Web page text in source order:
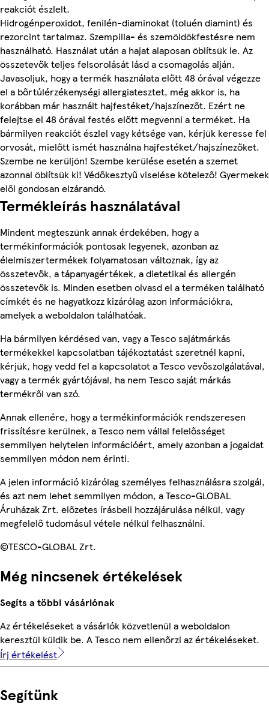
reakciót észlelt.
Hidrogénperoxidot, fenilén-diaminokat (toluén diamint) és
rezorcint tartalmaz. Szempilla- és szemöldökfestésre nem
használható. Használat után a hajat alaposan öblítsük le. Az
összetevők teljes felsorolását lásd a csomagolás alján.
Javasoljuk, hogy a termék használata előtt 48 órával végezze
el a bőrtúlérzékenységi allergiatesztet, még akkor is, ha
korábban már használt hajfestéket/hajszínezőt. Ezért ne
felejtse el 48 órával festés előtt megvenni a terméket. Ha
bármilyen reakciót észlel vagy kétsége van, kérjük keresse fel
orvosát, mielőtt ismét használna hajfestéket/hajszínezőket.
Szembe ne kerüljön! Szembe kerülése esetén a szemet
azonnal öblítsük ki! Védőkesztyű viselése kötelező! Gyermekek
elől gondosan elzárandó.
Termékleírás használatával
Mindent megteszünk annak érdekében, hogy a
termékinformációk pontosak legyenek, azonban az
élelmiszertermékek folyamatosan változnak, így az
összetevők, a tápanyagértékek, a dietetikai és allergén
összetevők is. Minden esetben olvasd el a terméken található
címkét és ne hagyatkozz kizárólag azon információkra,
amelyek a weboldalon találhatóak.
Ha bármilyen kérdésed van, vagy a Tesco sajátmárkás
termékekkel kapcsolatban tájékoztatást szeretnél kapni,
kérjük, hogy vedd fel a kapcsolatot a Tesco vevőszolgálatával,
vagy a termék gyártójával, ha nem Tesco saját márkás
termékről van szó.
Annak ellenére, hogy a termékinformációk rendszeresen
frissítésre kerülnek, a Tesco nem vállal felelősséget
semmilyen helytelen információért, amely azonban a jogaidat
semmilyen módon nem érinti.
A jelen információ kizárólag személyes felhasználásra szolgál,
és azt nem lehet semmilyen módon, a Tesco-GLOBAL
Áruházak Zrt. előzetes írásbeli hozzájárulása nélkül, vagy
megfelelő tudomásul vétele nélkül felhasználni.
©TESCO-GLOBAL Zrt.
Még nincsenek értékelések
Segíts a többi vásárlónak
Az értékeléseket a vásárlók közvetlenül a weboldalon
keresztül küldik be. A Tesco nem ellenőrzi az értékeléseket.
Írj értékelést
Segítünk